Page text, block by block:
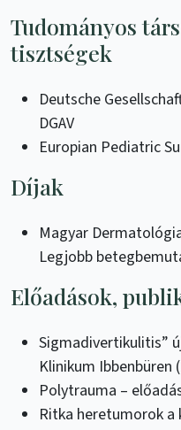
Tudományos
tisztségek
Deutsche
DGAV
Europian Pediatric
Díjak
Magyar
Legjobb
Előadások,
Sigmadivertikulitis”
Klinikum Ibbenbüren
Polytrauma –
Ritka heretumorok a